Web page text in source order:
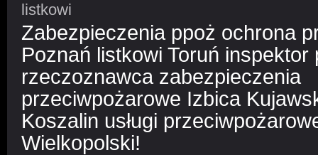
listkowi
Zabezpieczenia ppoż ochrona
Poznań listkowi Toruń inspektor
rzeczoznawca zabezpieczenia
przeciwpożarowe Izbica
Koszalin usługi
Wielkopolski!